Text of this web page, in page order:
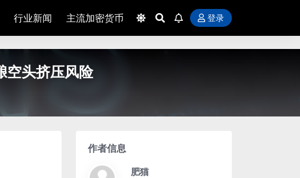
行业新闻 主流加密货币 登录
空头挤压风险
作者信息
肥猫